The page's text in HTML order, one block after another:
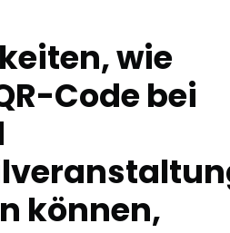
wie
Code bei
können,